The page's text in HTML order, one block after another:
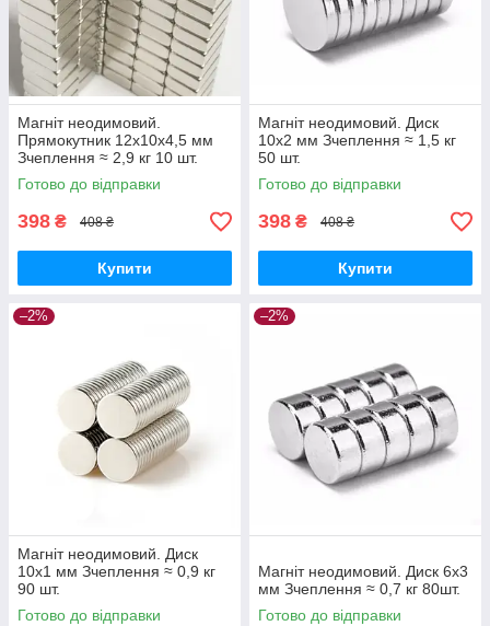
Магніт неодимовий.
Прямокутник 12x10x4,5 мм
Зчеплення ≈ 2,9 кг 10 шт.
Готово до відправки
398 ₴ 408 ₴
Купити
Магніт неодимовий. Диск
10x2 мм Зчеплення ≈ 1,5 кг
50 шт.
Готово до відправки
398 ₴ 408 ₴
Купити
–2%
Магніт неодимовий. Диск
10x1 мм Зчеплення ≈ 0,9 кг
90 шт.
Готово до відправки
–2%
Магніт неодимовий. Диск 6x3
мм Зчеплення ≈ 0,7 кг 80шт.
Готово до відправки